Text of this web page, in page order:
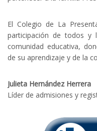
El Colegio de La
participación de todos
comunidad educativa,
de su aprendizaje y de la
Julieta Hernández Herrera
Líder de admisiones y